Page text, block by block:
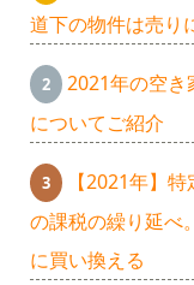
道下の物件は売り
2021年の空き
についてご紹介
【2021年】
の課税の繰り延べ
に買い換える